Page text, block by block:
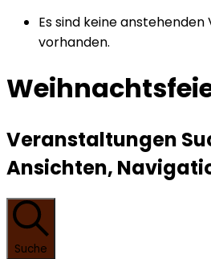
Es sind keine
vorhanden.
Veranstaltungen
Ansichten,
Suche